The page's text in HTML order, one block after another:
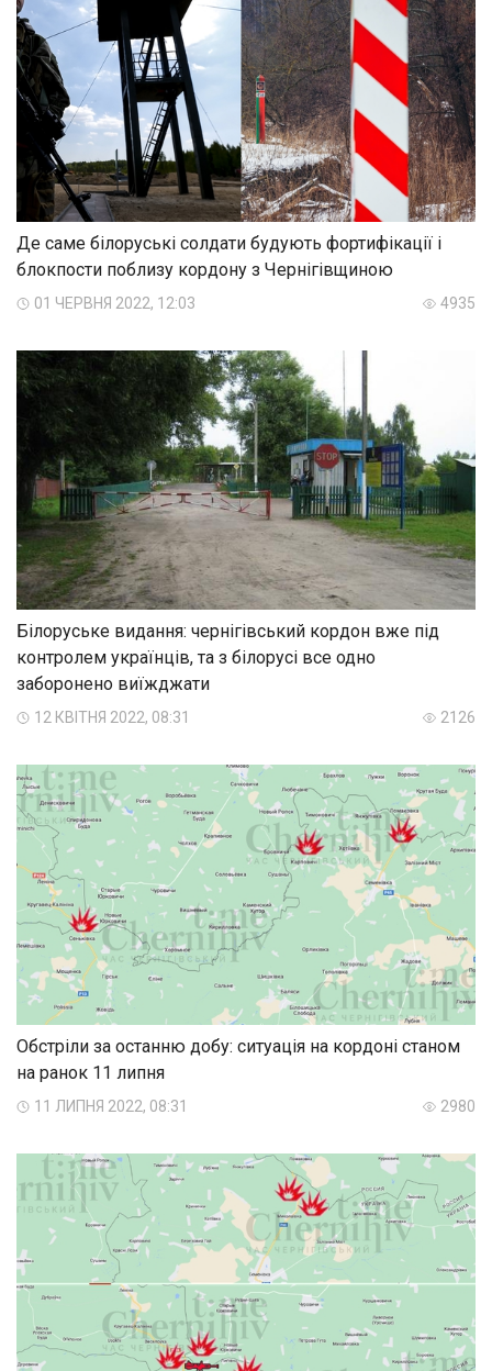
Де саме білоруські солдати будують фортифікації і
блокпости поблизу кордону з Чернігівщиною
01 ЧЕРВНЯ 2022, 12:03 4935
Білоруське видання: чернігівський кордон вже під
контролем українців, та з білорусі все одно
заборонено виїжджати
12 КВІТНЯ 2022, 08:31 2126
Обстріли за останню добу: ситуація на кордоні станом
на ранок 11 липня
11 ЛИПНЯ 2022, 08:31 2980